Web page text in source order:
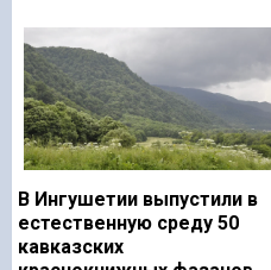
В Ингушетии выпустили в
естественную среду 50
кавказских